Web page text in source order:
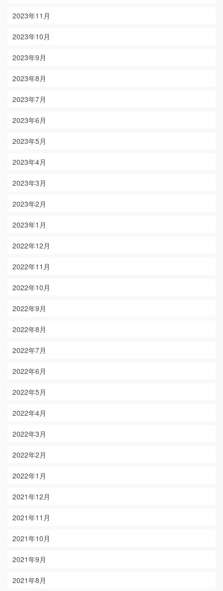
2023年11月
2023年10月
2023年9月
2023年8月
2023年7月
2023年6月
2023年5月
2023年4月
2023年3月
2023年2月
2023年1月
2022年12月
2022年11月
2022年10月
2022年9月
2022年8月
2022年7月
2022年6月
2022年5月
2022年4月
2022年3月
2022年2月
2022年1月
2021年12月
2021年11月
2021年10月
2021年9月
2021年8月